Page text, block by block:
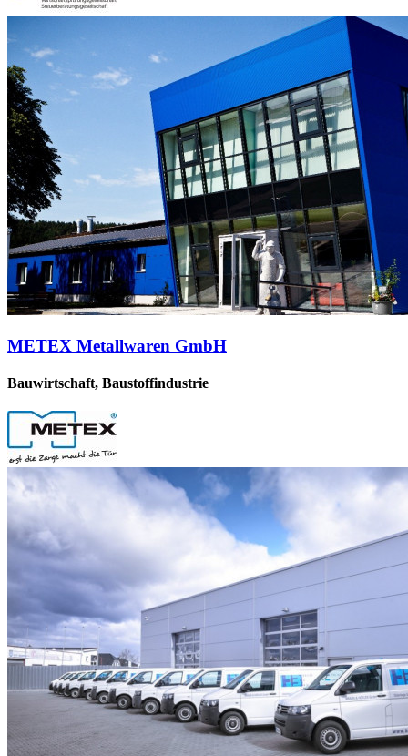
METEX Metallwaren GmbH
Bauwirtschaft, Baustoffindustrie